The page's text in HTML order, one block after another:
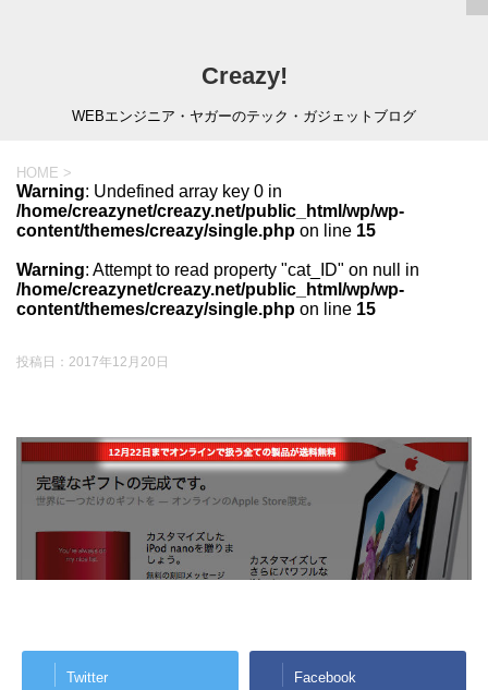
Creazy!
WEBエンジニア・ヤガーのテック・ガジェットブログ
HOME >
Warning: Undefined array key 0 in
/home/creazynet/creazy.net/public_html/wp/wp-
content/themes/creazy/single.php on line 15
Warning: Attempt to read property "cat_ID" on null in
/home/creazynet/creazy.net/public_html/wp/wp-
content/themes/creazy/single.php on line 15
投稿日： 2017年12月20日
Twitter Facebook